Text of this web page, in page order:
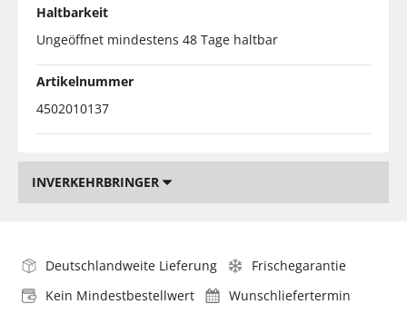
Haltbarkeit
Ungeöffnet mindestens 48 Tage haltbar
Artikelnummer
4502010137
INVERKEHRBRINGER
Deutschlandweite Lieferung
Frischegarantie
Kein Mindestbestellwert
Wunschliefertermin